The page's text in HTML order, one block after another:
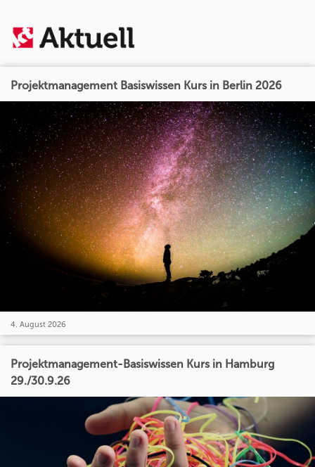
Projektmanagement Basiswissen Kurs in Berlin 2026
4. August 2026
Projektmanagement-Basiswissen Kurs in Hamburg
29./30.9.26